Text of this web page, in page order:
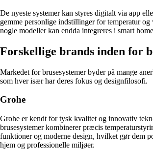
De nyeste systemer kan styres digitalt via app
gemme personlige indstillinger for temperatur
nogle modeller kan endda integreres i smart
Forskellige brands inden for
Markedet for brusesystemer byder på mange
som hver især har deres fokus og designfilosofi.
Grohe
Grohe er kendt for tysk kvalitet og innovativ
brusesystemer kombinerer præcis
funktioner og moderne design, hvilket gør dem
hjem og professionelle miljøer.